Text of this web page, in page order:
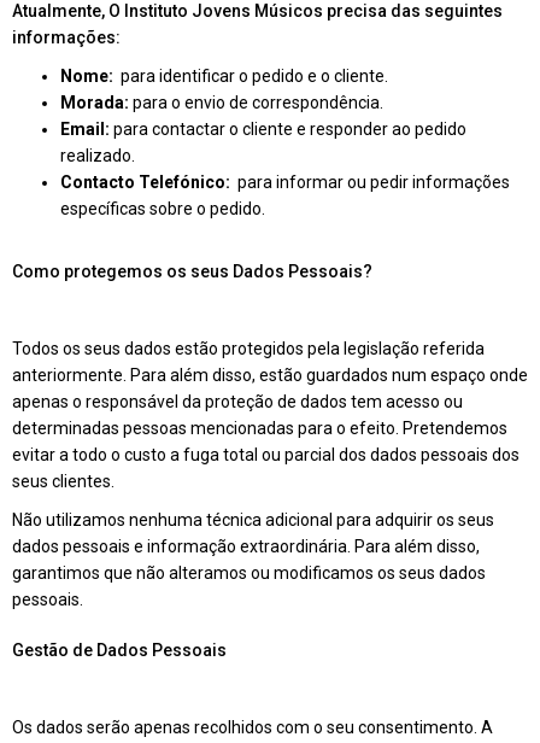
Atualmente, O Instituto Jovens Músicos precisa das seguintes
informações:
Nome: para identificar o pedido e o cliente.
Morada: para o envio de correspondência.
Email: para contactar o cliente e responder ao pedido
realizado.
Contacto Telefónico: para informar ou pedir informações
específicas sobre o pedido.
Como protegemos os seus Dados Pessoais?
Todos os seus dados estão protegidos pela legislação referida
anteriormente. Para além disso, estão guardados num espaço onde
apenas o responsável da proteção de dados tem acesso ou
determinadas pessoas mencionadas para o efeito. Pretendemos
evitar a todo o custo a fuga total ou parcial dos dados pessoais dos
seus clientes.
Não utilizamos nenhuma técnica adicional para adquirir os seus
dados pessoais e informação extraordinária. Para além disso,
garantimos que não alteramos ou modificamos os seus dados
pessoais.
Gestão de Dados Pessoais
Os dados serão apenas recolhidos com o seu consentimento. A